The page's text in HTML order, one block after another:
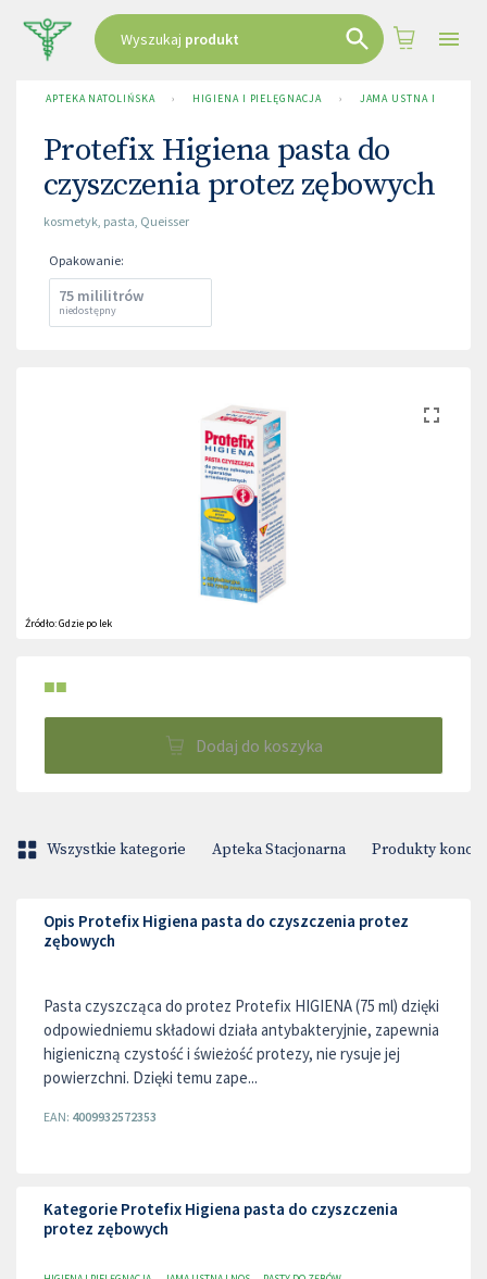
Wyszukaj produkt
APTEKA NATOLIŃSKA › HIGIENA I PIELĘGNACJA › JAMA USTNA I NOS
Protefix Higiena pasta do
czyszczenia protez zębowych
kosmetyk, pasta, Queisser
Opakowanie:
75 mililitrów
niedostępny
Źródło:Gdzie po lek
■■
Dodaj do koszyka
Wszystkie kategorie Apteka Stacjonarna Produkty
Opis Protefix Higiena pasta do czyszczenia protez
zębowych
Pasta czyszcząca do protez Protefix HIGIENA (75 ml) dzięki
odpowiedniemu składowi działa antybakteryjnie, zapewnia
higieniczną czystość i świeżość protezy, nie rysuje jej
powierzchni. Dzięki temu zape...
EAN: 4009932572353
Kategorie Protefix Higiena pasta do czyszczenia
protez zębowych